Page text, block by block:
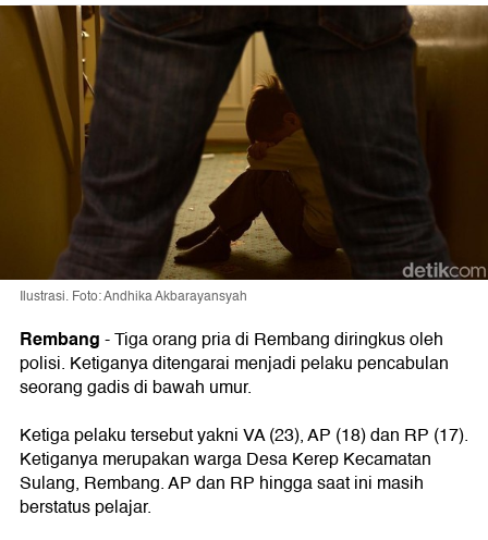
Ilustrasi. Foto: Andhika Akbarayansyah
Rembang-Tiga orang pria di Rembang diringkus oleh
polisi. Ketiganya ditengarai menjadi pelaku pencabulan
seorang gadis di bawah umur.
Ketiga pelaku tersebut yakni VA (23), AP (18) dan RP (17).
Ketiganya merupakan warga Desa Kerep Kecamatan
Sulang, Rembang. AP dan RP hingga saat ini masih
berstatus pelajar.